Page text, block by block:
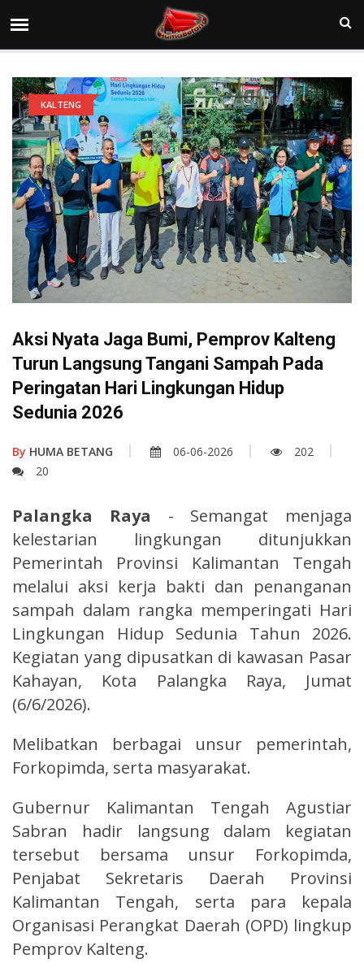
KALTENG
Aksi Nyata Jaga Bumi, Pemprov Kalteng
Turun Langsung Tangani Sampah Pada
Peringatan Hari Lingkungan Hidup
Sedunia 2026
By HUMA BETANG 06-06-2026
202
20
Palangka Raya - Semangat menjaga
kelestarian lingkungan ditunjukkan
Pemerintah Provinsi Kalimantan Tengah
melalui aksi kerja bakti dan penanganan
sampah dalam rangka memperingati Hari
Lingkungan Hidup Sedunia Tahun 2026.
Kegiatan yang dipusatkan di kawasan Pasar
Kahayan, Kota Palangka Raya, Jumat
(6/6/2026).
Melibatkan berbagai unsur pemerintah,
Forkopimda, serta masyarakat.
Gubernur Kalimantan Tengah Agustiar
Sabran hadir langsung dalam kegiatan
tersebut bersama unsur Forkopimda,
Penjabat Sekretaris Daerah Provinsi
Kalimantan Tengah, serta para kepala
Organisasi Perangkat Daerah (OPD) lingkup
Pemprov Kalteng.